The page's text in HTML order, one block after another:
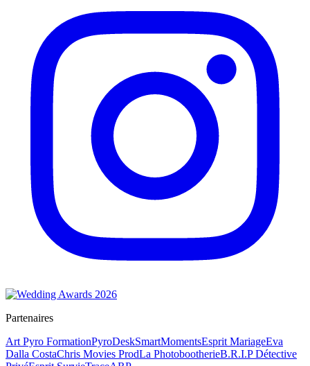
Partenaires
Art Pyro FormationPyroDeskSmartMomentsEsprit MariageEva
Dalla CostaChris Movies ProdLa PhotobootherieB.R.I.P Détective